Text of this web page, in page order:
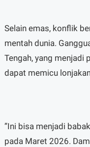
Selain emas, konflik
mentah dunia.
Tengah, yang menjadi
dapat memicu
”Ini bisa menjadi
pada Maret 2026.